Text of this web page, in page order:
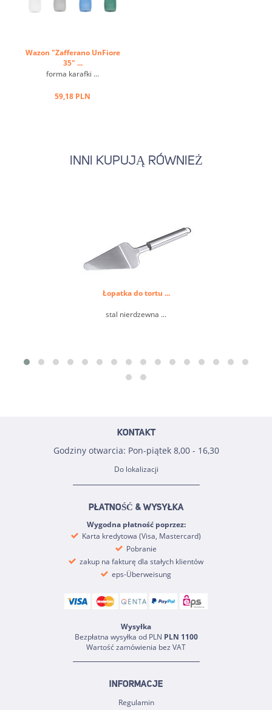
Wazon "Zafferano UnFiore
35" ...
forma karafki ...
59,18 PLN
INNI KUPUJĄ RÓWNIEŻ
Łopatka do tortu ...
stal nierdzewna ...
KONTAKT
Godziny otwarcia: Pon-piątek 8,00 - 16,30
Do lokalizacji
PŁATNOŚĆ & WYSYŁKA
Wygodna płatność poprzez:
Karta kredytowa (Visa, Mastercard)
Pobranie
zakup na fakturę dla stałych klientów
eps-Überweisung
Wysyłka
Bezpłatna wysyłka od PLN PLN 1100
Wartość zamówienia bez VAT
INFORMACJE
Regulamin